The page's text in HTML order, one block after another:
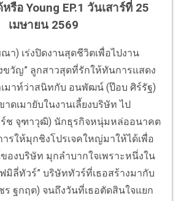
หรือ Young EP.1 วันเสาร์ที่ 25
เมษายน 2569
า) เร่งปิดงานสุดชีวิตเพื่อไปงาน
ขวัญ” ลูกสาวสุดที่รักให้ทันการแสดง
มาท์ว่าสนิทกับ อนพัฒน์ (ป๊อบ ศิร์รัฐ)
ดเมายับในงานเลี้ยงบริษัท ไป
ร์ช จุฑาวุฒิ) นักธุรกิจหนุ่มหล่ออนาคต
รให้มุกชิงโปรเจคใหญ่มาให้ได้เพื่อ
งบริษัท มุกลำบากใจเพราะหนึ่งใน
มิลี่ทัวร์” บริษัททัวร์ที่เธอสร้างมากับ
ร ฐกฤต) จนถึงวันที่เธอตัดสินใจแยก